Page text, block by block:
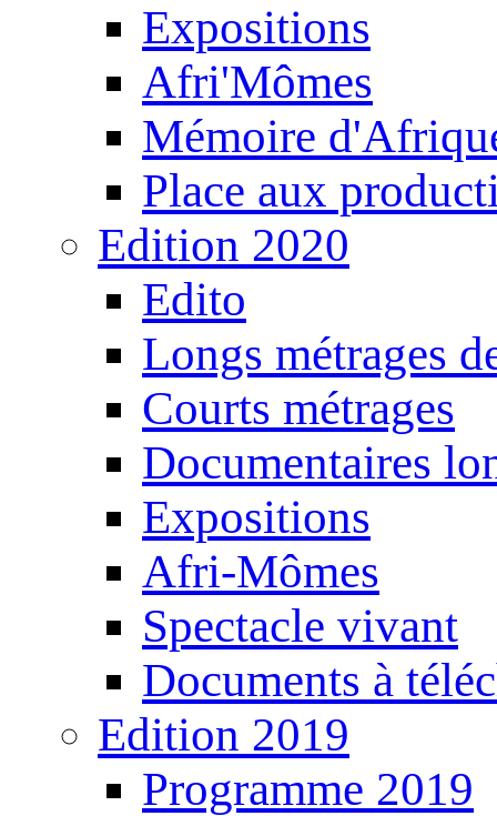
Expositions
Afri'Mômes
Mémoire
Place aux
Edition 2020
Edito
Longs métrages
Courts métrages
Documentaires
Expositions
Afri-Mômes
Spectacle vivant
Documents à
Edition 2019
Programme 2019